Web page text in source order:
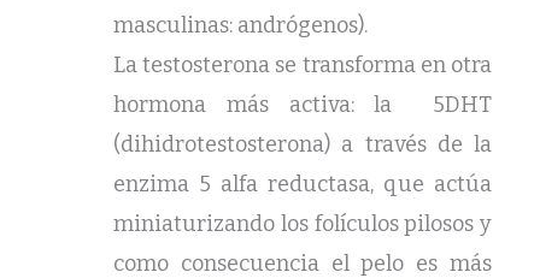
masculinas: andrógenos).
La testosterona se transforma en otra
hormona más activa: la 5DHT
(dihidrotestosterona) a través de la
enzima 5 alfa reductasa, que actúa
miniaturizando los folículos pilosos y
como consecuencia el pelo es más